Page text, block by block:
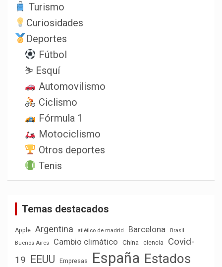
Turismo
Curiosidades
Deportes
Fútbol
⛷️ Esquí
Automovilismo
Ciclismo
Fórmula 1
Motociclismo
Otros deportes
Tenis
Temas destacados
Apple Argentina atlético de madrid Barcelona
Brasil
Buenos Aires
Cambio climático China ciencia
Covid-
19 EEUU Empresas España Estados